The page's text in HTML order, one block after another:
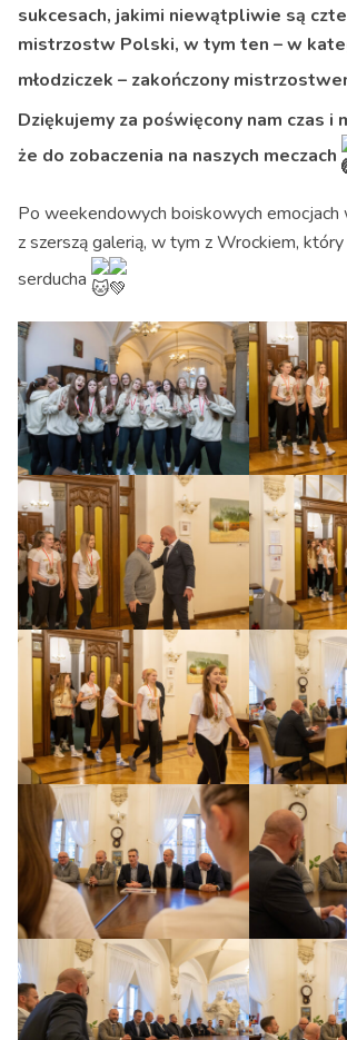
sukcesach, jakimi niewątpliwie są
mistrzostw Polski, w tym ten – w
młodziczek – zakończony
Dziękujemy za poświęcony nam czas i
że do zobaczenia na naszych meczach
Po weekendowych boiskowych emocjach
z szerszą galerią, w tym z Wrockiem, który
serducha